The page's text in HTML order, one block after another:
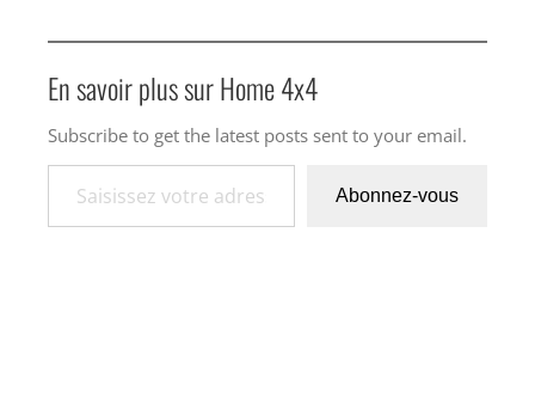
En savoir plus sur Home 4x4
Subscribe to get the latest posts sent to your email.
Saisissez votre adresse e-mail…
Abonnez-vous